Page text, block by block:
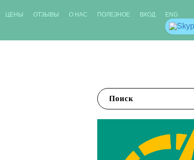
ЦЕНЫ ОТЗЫВЫ О НАС ПОЛЕЗНОЕ ВХОД ENG